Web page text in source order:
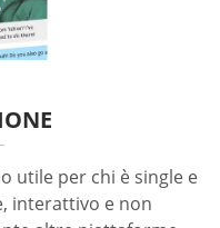
utile per chi è single e
interattivo e non